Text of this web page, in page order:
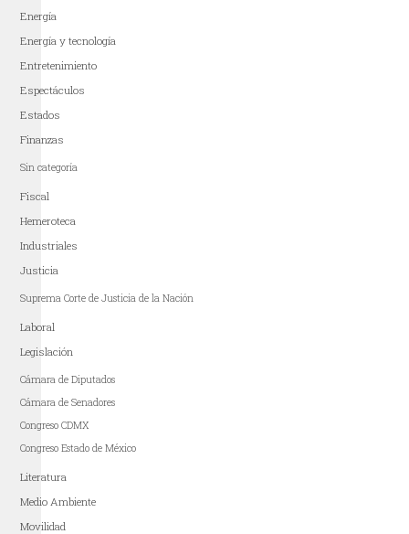
Energía
Energía y tecnología
Entretenimiento
Espectáculos
Estados
Finanzas
Sin categoría
Fiscal
Hemeroteca
Industriales
Justicia
Suprema Corte de Justicia de la Nación
Laboral
Legislación
Cámara de Diputados
Cámara de Senadores
Congreso CDMX
Congreso Estado de México
Literatura
Medio Ambiente
Movilidad